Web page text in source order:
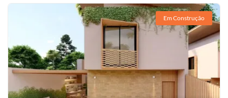
Em Construção